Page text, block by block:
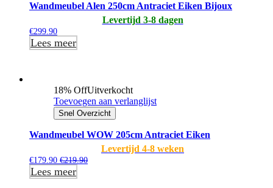
Wandmeubel Alen 250cm Antraciet Eiken Bijoux
Levertijd 3-8 dagen
€299.90
Lees meer
18% OffUitverkocht
Toevoegen aan verlanglijst
Snel Overzicht
Wandmeubel WOW 205cm Antraciet Eiken
Levertijd 4-8 weken
€179.90 €219.90
Lees meer